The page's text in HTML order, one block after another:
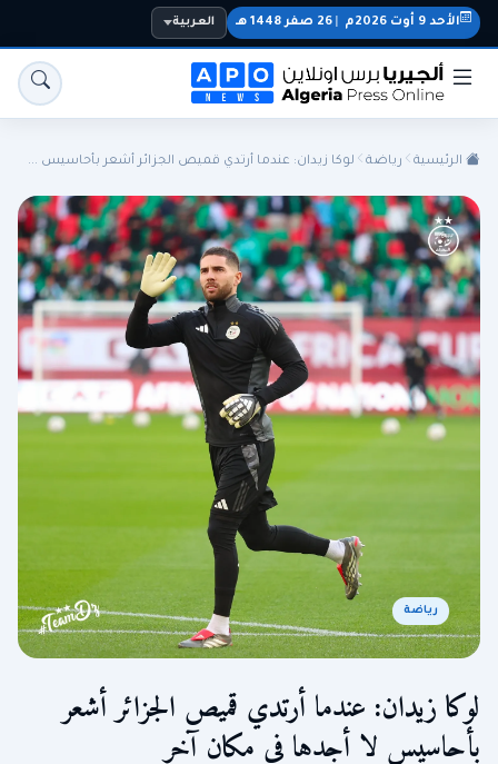
الجزائر الجالية المنتخب الوطني سياسة
اقتصاد رياضة
الأحد 9 أوت 2026م 26 صفر 1448 هـ العربية
الرئيسية رياضة لوكا زيدان: عندما أرتدي قميص الجزائر أشعر بأحاسيس ...
رياضة
لوكا زيدان: عندما أرتدي قميص الجزائر أشعر
بأحاسيس لا أجدها في مكان آخر